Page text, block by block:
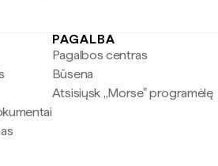
PAGALBA
Pagalbos centras
Būsena
Atsisiųsk „Morse" programėlę